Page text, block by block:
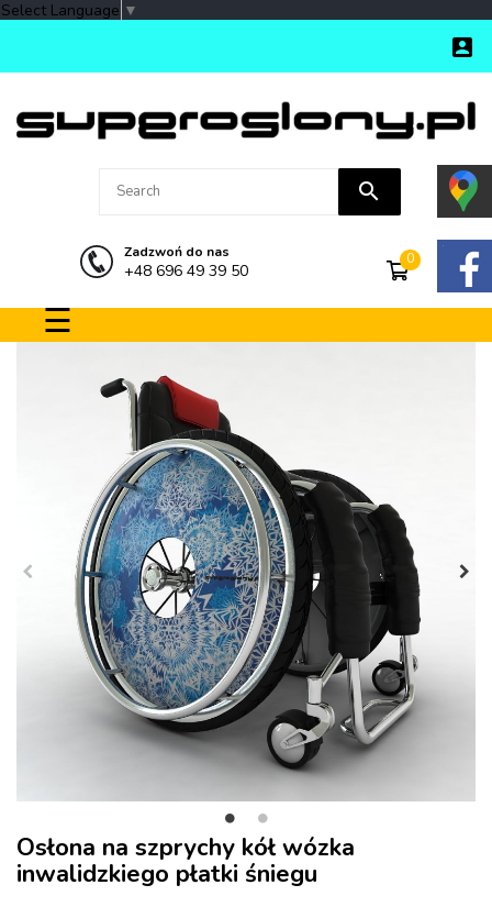
Select Language ▼

search
Zadzwoń do nas
+48 696 49 39 50
0
Toggle navigation
☰
Osłona na szprychy kół wózka
inwalidzkiego płatki śniegu